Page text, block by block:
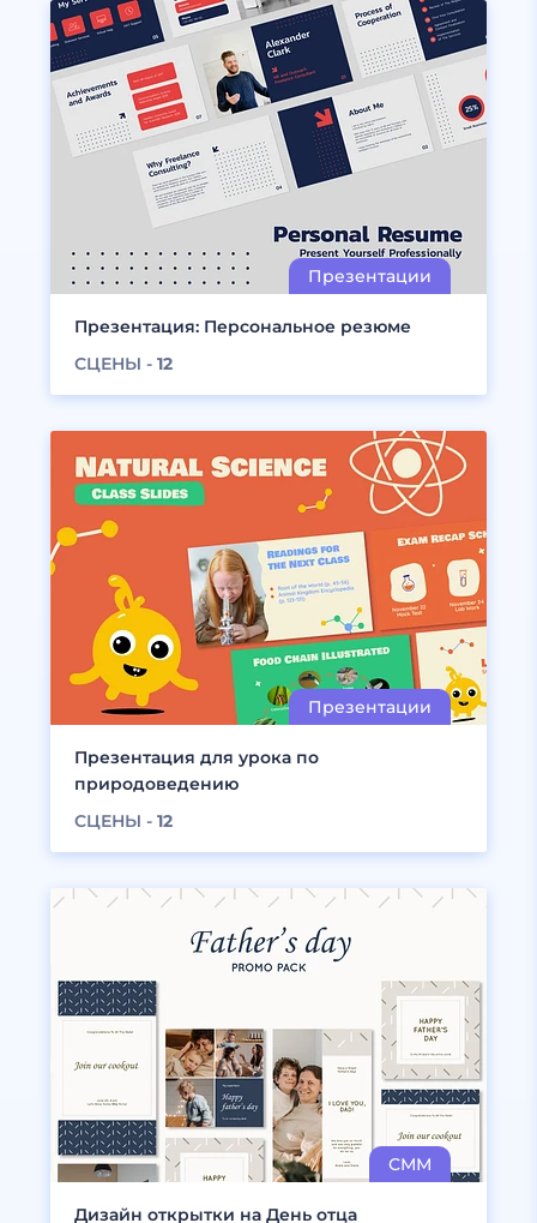
Презентация: Персональное резюме
СЦЕНЫ - 12
Презентация для урока по
природоведению
СЦЕНЫ - 12
Дизайн открытки на День отца